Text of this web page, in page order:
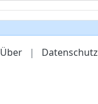
Über | Datenschutz